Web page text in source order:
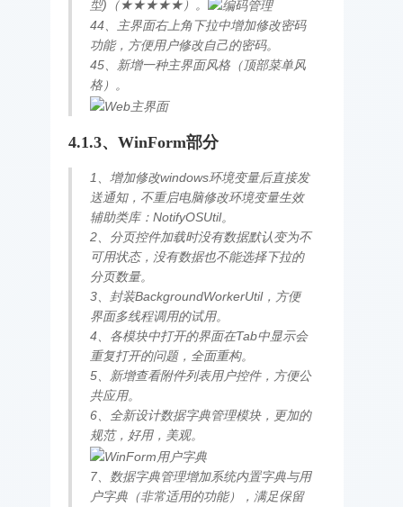
型)（★★★★★）。
44、主界面右上角下拉中增加修改密码
功能，方便用户修改自己的密码。
45、新增一种主界面风格（顶部菜单风
格）。
4.1.3、WinForm部分
1、增加修改windows环境变量后直接发
送通知，不重启电脑修改环境变量生效
辅助类库：NotifyOSUtil。
2、分页控件加载时没有数据默认变为不
可用状态，没有数据也不能选择下拉的
分页数量。
3、封装BackgroundWorkerUtil，方便
界面多线程调用的试用。
4、各模块中打开的界面在Tab中显示会
重复打开的问题，全面重构。
5、新增查看附件列表用户控件，方便公
共应用。
6、全新设计数据字典管理模块，更加的
规范，好用，美观。
7、数据字典管理增加系统内置字典与用
户字典（非常适用的功能），满足保留